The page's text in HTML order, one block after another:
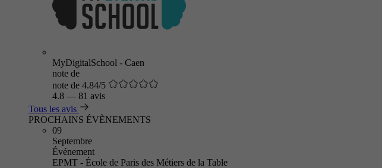
MyDigitalSchool - Caen
note de
note de 4.84/5
4.8 — 81 avis
Tous les avis
PROCHAINS ÉVÈNEMENTS
09
Septembre
Événement
EPMT - École de Paris des Métiers de la Table